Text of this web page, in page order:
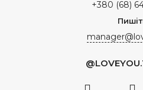
+380 (68)